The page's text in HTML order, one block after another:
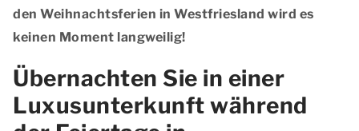
den Weihnachtsferien in Westfriesland wird es
keinen Moment langweilig!
Übernachten Sie in einer
Luxusunterkunft während